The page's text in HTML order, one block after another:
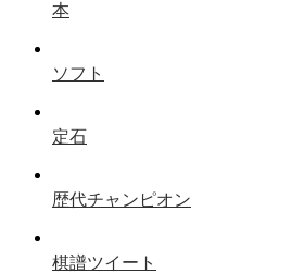
本
ソフト
定石
歴代チャンピオン
棋譜ツイート